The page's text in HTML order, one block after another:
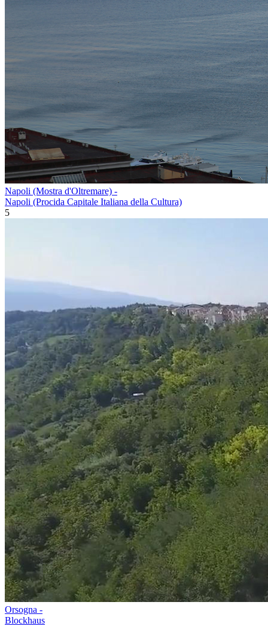
Napoli (Mostra d'Oltremare) -
Napoli (Procida Capitale Italiana della Cultura)
5
Orsogna -
Blockhaus